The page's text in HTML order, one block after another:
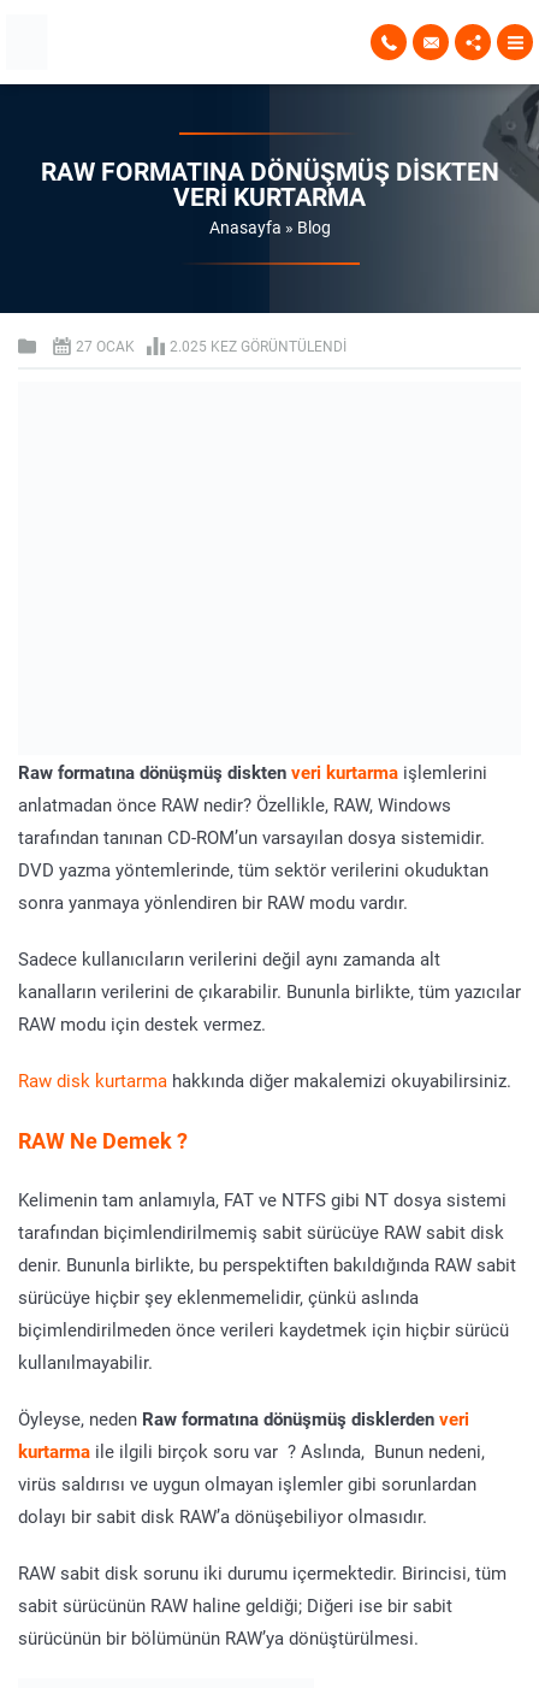
RAW FORMATINA DÖNÜŞMÜŞ DISKTEN
VERI KURTARMA
Anasayfa » Blog
27 OCAK 2.025 KEZ GÖRÜNTÜLENDI
Raw formatına dönüşmüş diskten veri kurtarma işlemlerini
anlatmadan önce RAW nedir? Özellikle, RAW, Windows
tarafından tanınan CD-ROM’un varsayılan dosya sistemidir.
DVD yazma yöntemlerinde, tüm sektör verilerini okuduktan
sonra yanmaya yönlendiren bir RAW modu vardır.
Sadece kullanıcıların verilerini değil aynı zamanda alt
kanalların verilerini de çıkarabilir. Bununla birlikte, tüm yazıcılar
RAW modu için destek vermez.
Raw disk kurtarma hakkında diğer makalemizi okuyabilirsiniz.
RAW Ne Demek ?
Kelimenin tam anlamıyla, FAT ve NTFS gibi NT dosya sistemi
tarafından biçimlendirilmemiş sabit sürücüye RAW sabit disk
denir. Bununla birlikte, bu perspektiften bakıldığında RAW sabit
sürücüye hiçbir şey eklenmemelidir, çünkü aslında
biçimlendirilmeden önce verileri kaydetmek için hiçbir sürücü
kullanılmayabilir.
Öyleyse, neden Raw formatına dönüşmüş disklerden veri
kurtarma ile ilgili birçok soru var ? Aslında, Bunun nedeni,
virüs saldırısı ve uygun olmayan işlemler gibi sorunlardan
dolayı bir sabit disk RAW’a dönüşebiliyor olmasıdır.
RAW sabit disk sorunu iki durumu içermektedir. Birincisi, tüm
sabit sürücünün RAW haline geldiği; Diğeri ise bir sabit
sürücünün bir bölümünün RAW’ya dönüştürülmesi.